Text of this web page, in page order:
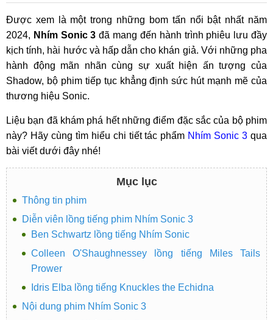
Được xem là một trong những bom tấn nổi bật nhất năm
2024, Nhím Sonic 3 đã mang đến hành trình phiêu lưu đầy
kịch tính, hài hước và hấp dẫn cho khán giả. Với những pha
hành động mãn nhãn cùng sự xuất hiện ấn tượng của
Shadow, bộ phim tiếp tục khẳng định sức hút mạnh mẽ của
thương hiệu Sonic.
Liệu bạn đã khám phá hết những điểm đặc sắc của bộ phim
này? Hãy cùng tìm hiểu chi tiết tác phẩm Nhím Sonic 3 qua
bài viết dưới đây nhé!
Mục lục
Thông tin phim
Diễn viên lồng tiếng phim Nhím Sonic 3
Ben Schwartz lồng tiếng Nhím Sonic
Colleen O'Shaughnessey lồng tiếng Miles Tails
Prower
Idris Elba lồng tiếng Knuckles the Echidna
Nội dung phim Nhím Sonic 3